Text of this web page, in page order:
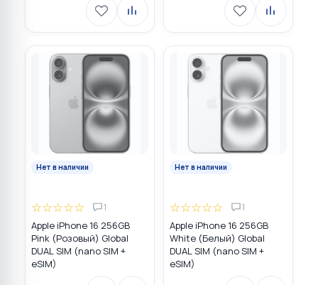
Нет в наличии
☆☆☆☆☆ 1
Apple iPhone 16 256GB
Pink (Розовый) Global
DUAL SIM (nano SIM +
eSIM)
Нет в наличии
☆☆☆☆☆ 1
Apple iPhone 16 256GB
White (Белый) Global
DUAL SIM (nano SIM +
eSIM)